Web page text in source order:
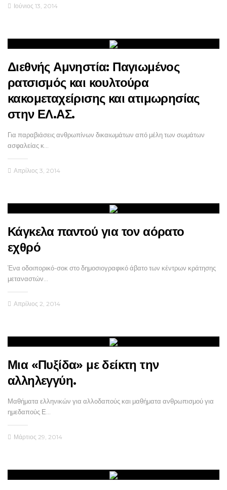
Ιούνιος 13, 2014
Διεθνής Αμνηστία: Παγιωμένος
ρατσισμός και κουλτούρα
κακομεταχείρισης και ατιμωρησίας
στην ΕΛ.ΑΣ.
Για παραβιάσεις ανθρωπίνων δικαιωμάτων από μέλη των σωμάτων
ασφαλείας κ…
Απρίλιος 3, 2014
Κάγκελα παντού για τον αόρατο
εχθρό
Ένα οδοιπορικό-σοκ στο δημοσιογραφικό άβατο των κέντρων κράτησης
μεταναστών…
Απρίλιος 2, 2014
Μια «Πυξίδα» με δείκτη την
αλληλεγγύη.
Μαθήματα ελληνικών για αλλοδαπούς και μαθήματα ανθρωπισμού για
ημεδαπούς Ε…
Μάρτιος 29, 2014